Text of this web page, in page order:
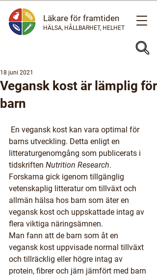
Läkare för framtiden
HÄLSA, HÅLLBARHET, HELHET
Vegansk kost är lämplig för
barn
18 juni 2021
barns utveckling. Detta enligt en
litteraturgenomgång som publicerats i
tidskriften Nutrition Research.
Forskarna gick igenom tillgänglig
vetenskaplig litteratur om tillväxt och
allmän hälsa hos barn som äter en
vegansk kost och uppskattade intag av
flera viktiga näringsämnen.
Man fann att de barn som åt en
vegansk kost uppvisade normal tillväxt
och tillräcklig eller högre intag av
protein, fibrer och järn jämfört med barn